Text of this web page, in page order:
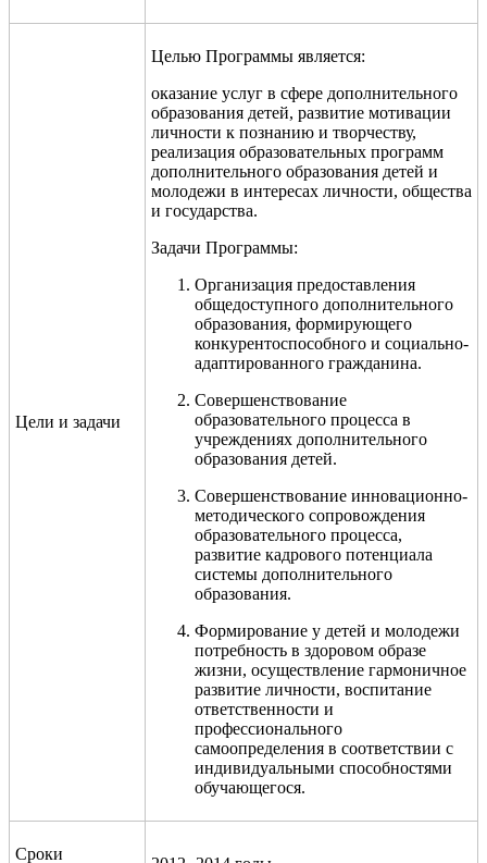
Цели и задачи
Целью Программы является:
оказание услуг в сфере дополнительного
образования детей, развитие мотивации
личности к познанию и творчеству,
реализация образовательных программ
дополнительного образования детей и
молодежи в интересах личности, общества
и государства.
Задачи Программы:
Организация предоставления
общедоступного дополнительного
образования, формирующего
конкурентоспособного и социально-
адаптированного гражданина.
Совершенствование
образовательного процесса в
учреждениях дополнительного
образования детей.
Совершенствование инновационно-
методического сопровождения
образовательного процесса,
развитие кадрового потенциала
системы дополнительного
образования.
Формирование у детей и молодежи
потребность в здоровом образе
жизни, осуществление гармоничное
развитие личности, воспитание
ответственности и
профессионального
самоопределения в соответствии с
индивидуальными способностями
обучающегося.
Сроки